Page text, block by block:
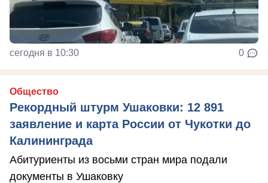
сегодня в 10:30 0
Общество
Рекордный штурм Ушаковки: 12 891
заявление и карта России от Чукотки до
Калининграда
Абитуриенты из восьми стран мира подали
документы в Ушаковку